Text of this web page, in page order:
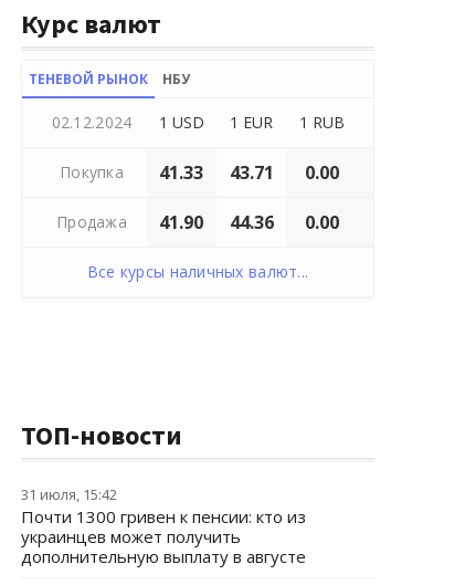
Курс валют
ТЕНЕВОЙ РЫНОК НБУ
02.12.2024 1 USD 1 EUR 1 RUB
Покупка 41.33 43.71 0.00
Продажа 41.90 44.36 0.00
Все курсы наличных валют...
ТОП-новости
31 июля, 15:42
Почти 1300 гривен к пенсии: кто из
украинцев может получить
дополнительную выплату в августе